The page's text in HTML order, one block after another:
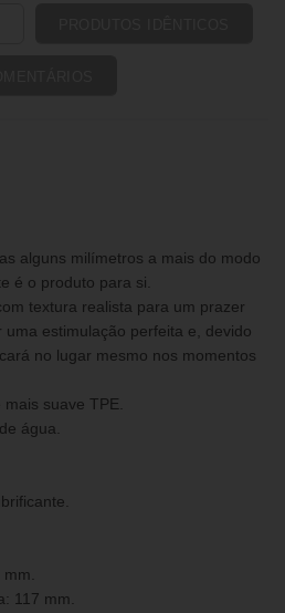
alguns milímetros a mais do modo
é o produto para si.
textura realista para um prazer
estimulação perfeita e, devido
no lugar mesmo nos momentos
suave TPE.
água.
117 mm.